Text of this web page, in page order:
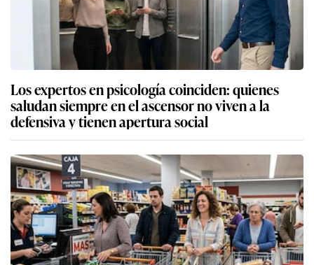
Los expertos en psicología coinciden: quienes
saludan siempre en el ascensor no viven a la
defensiva y tienen apertura social